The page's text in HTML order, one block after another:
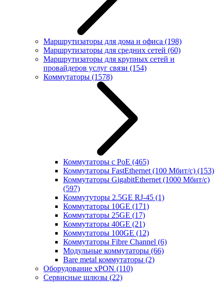
Маршрутизаторы для дома и офиса (198)
Маршрутизаторы для средних сетей (60)
Маршрутизаторы для крупных сетей и
провайдеров услуг связи (154)
Коммутаторы (1578)
Коммутаторы с PoE (465)
Коммутаторы FastEthernet (100 Мбит/с) (153)
Коммутаторы GigabitEthernet (1000 Мбит/с)
(597)
Коммутуторы 2.5GE RJ-45 (1)
Коммутаторы 10GE (171)
Коммутаторы 25GE (17)
Коммутаторы 40GE (21)
Коммутаторы 100GE (12)
Коммутаторы Fibre Channel (6)
Модульные коммутаторы (66)
Bare metal коммутаторы (2)
Оборудование xPON (110)
Сервисные шлюзы (22)